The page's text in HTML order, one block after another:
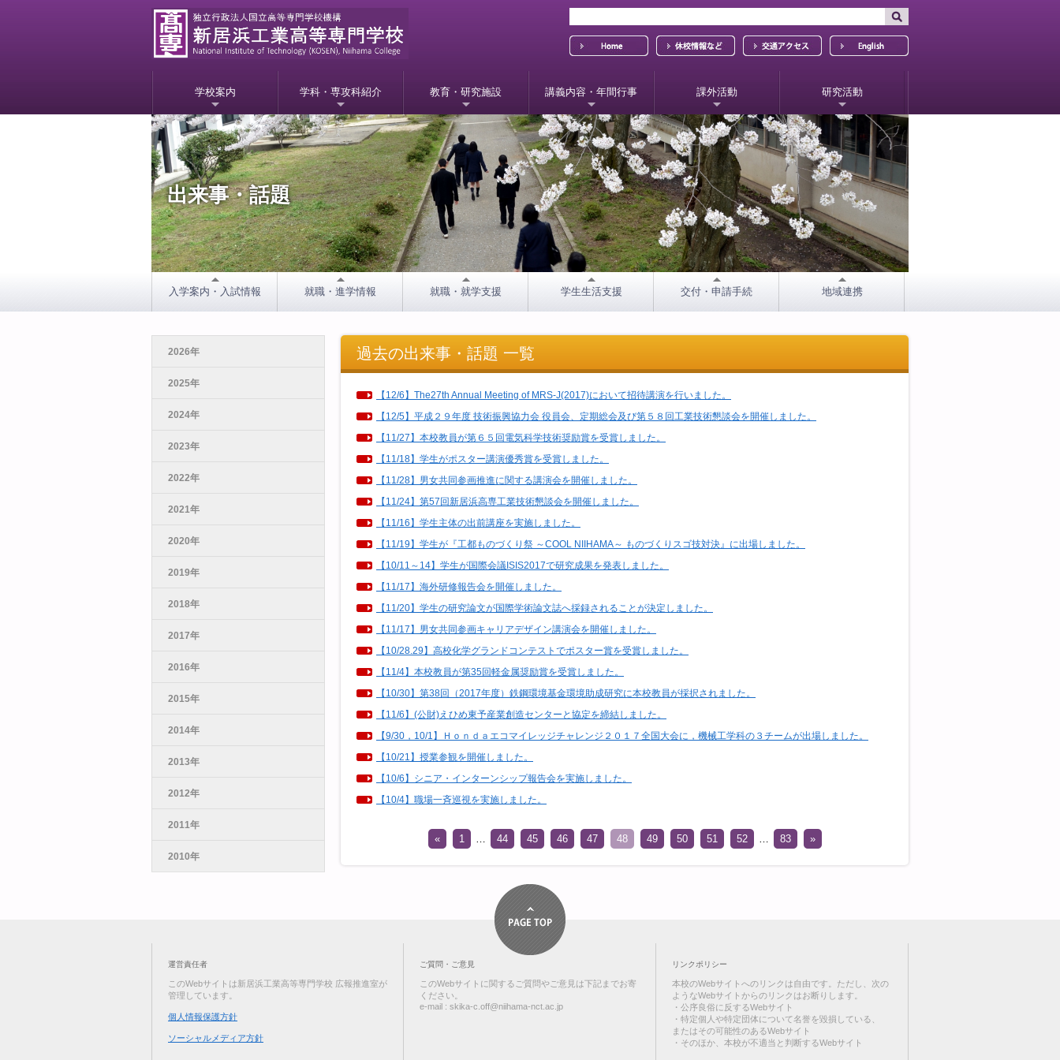
学校案内 学科・専攻科紹介 教育・研究施設 講義内容・年間行事 課外活動 研究活動
出来事・話題
入学案内・入試情報 就職・進学情報 就職・就学支援 学生生活支援 交付・申請手続 地域連携
過去の出来事・話題 一覧
【12/6】The27th Annual Meeting of MRS-J(2017)において招待講演を行いました。
【12/5】平成２９年度 技術振興協力会 役員会、定期総会及び第５８回工業技術懇談会を開催しました。
【11/27】本校教員が第６５回電気科学技術奨励賞を受賞しました。
【11/18】学生がポスター講演優秀賞を受賞しました。
【11/28】男女共同参画推進に関する講演会を開催しました。
【11/24】第57回新居浜高専工業技術懇談会を開催しました。
【11/16】学生主体の出前講座を実施しました。
【11/19】学生が『工都ものづくり祭 ～COOL NIIHAMA～ ものづくりスゴ技対決』に出場しました。
【10/11～14】学生が国際会議ISIS2017で研究成果を発表しました。
【11/17】海外研修報告会を開催しました。
【11/20】学生の研究論文が国際学術論文誌へ採録されることが決定しました。
【11/17】男女共同参画キャリアデザイン講演会を開催しました。
【10/28.29】高校化学グランドコンテストでポスター賞を受賞しました。
【11/4】本校教員が第35回軽金属奨励賞を受賞しました。
【10/30】第38回（2017年度）鉄鋼環境基金環境助成研究に本校教員が採択されました。
【11/6】(公財)えひめ東予産業創造センターと協定を締結しました。
【9/30，10/1】Ｈｏｎｄａエコマイレッジチャレンジ２０１７全国大会に，機械工学科の３チームが出場しました。
【10/21】授業参観を開催しました。
【10/6】シニア・インターンシップ報告会を実施しました。
【10/4】職場一斉巡視を実施しました。
« 1 … 44 45 46 47 48 49 50 51 52 … 83 »
2026年
2025年
2024年
2023年
2022年
2021年
2020年
2019年
2018年
2017年
2016年
2015年
2014年
2013年
2012年
2011年
2010年
運営責任者
このWebサイトは新居浜工業高等専門学校 広報推進室が
管理しています。
個人情報保護方針
ソーシャルメディア方針
ご質問・ご意見
このWebサイトに関するご質問やご意見は下記までお寄
ください。
e-mail : skika-c.off@niihama-nct. ac.jp
リンクポリシー
本校のWebサイトへのリンクは自由です。ただし、次の
ようなWebサイトからのリンクはお断りします。
・公序良俗に反するWebサイト
・特定個人や特定団体について名誉を毀損している、
またはその可能性のあるWebサイト
・そのほか、本校が不適当と判断するWebサイト